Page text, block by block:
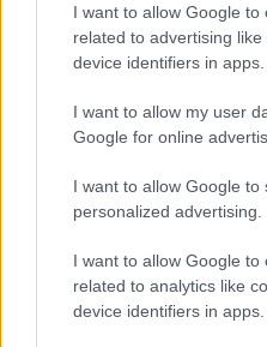
I want to allow Google to
related to advertising
device identifiers in apps.
I want to allow my user
Google for online
I want to allow Google to
personalized advertising.
I want to allow Google to
related to analytics like
device identifiers in apps.
nyomdaiparban. Lassan
AZORBÁN a hibás? Nem
egészségügy állapotával
az emberek, hogy végre
alternatív megoldásokat
hanem azt, miért nem
már kiderült, az
A PROFIT! Az egyik
a nyereség. Nem azt
dolgoznak többlethez
élőknek miért nem lett